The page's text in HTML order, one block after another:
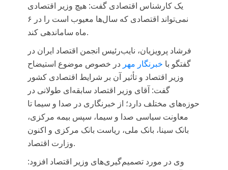
یک کارشناس اقتصادی گفت: هیچ وزیر اقتصادی
نمی‌تواند اقتصادی که سال‌ها معیوب است را در ۶
ماه ساماندهی کند.
فرشاد پرویزیان، نایب‌رئیس انجمن اقتصاد ایران در
گفتگو با خبرنگار مهر در خصوص موضوع استیضاح
وزیر اقتصاد و تأثیر آن بر شرایط اقتصادی کشور
گفت: آقای وزیر اقتصاد سابقه‌ای طولانی در
حوزه‌های مختلف دارد؛ از خبرنگاری در صدا و سیما تا
معاونت سیاسی صدا و سیما، سپس بیمه مرکزی،
بانک سینا، بانک ملی، ریاست بانک مرکزی و اکنون
وزارت اقتصاد.
وی در مورد تصمیم‌گیری‌های وزیر اقتصاد افزود: